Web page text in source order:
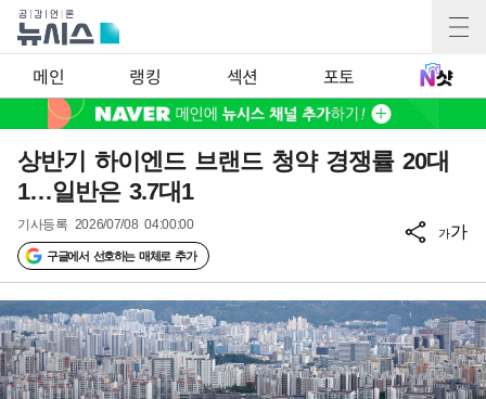
메인 랭킹 섹션 포토
상반기 하이엔드 브랜드 청약 경쟁률 20대
1…일반은 3.7대1
기사등록 2026/07/08 04:00:00
구글에서 선호하는 매체로 추가
가가